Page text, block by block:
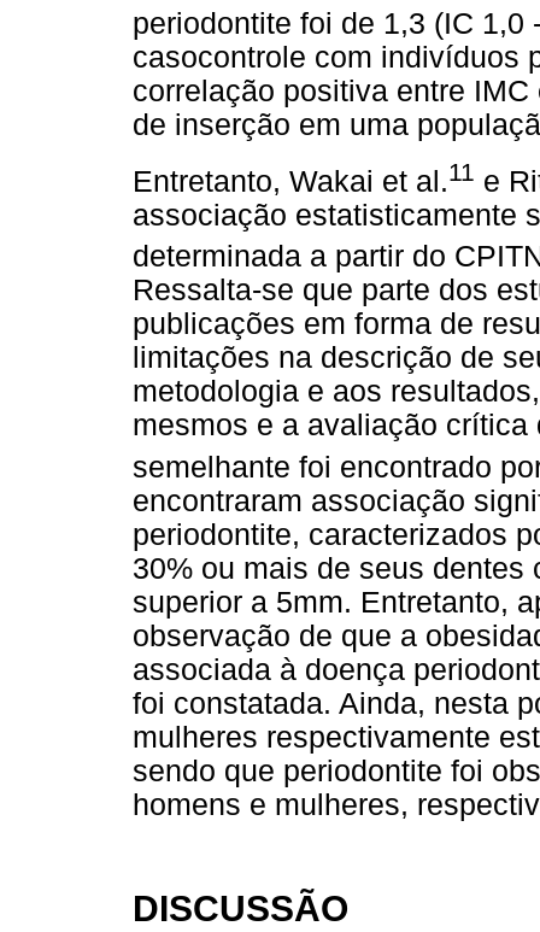
periodontite foi de 1,3 (IC 1,0
casocontrole com indivíduos
correlação positiva entre
de inserção em uma
Entretanto, Wakai et al.11 e
associação estatisticamente
determinada a partir do
Ressalta-se que parte dos
publicações em forma de
limitações na descrição de
metodologia e aos
mesmos e a avaliação
semelhante foi encontrado
encontraram associação
periodontite, caracterizados
30% ou mais de seus dentes
superior a 5mm. Entretanto,
observação de que a
associada à doença
foi constatada. Ainda, nesta
mulheres respectivamente
sendo que periodontite foi
homens e mulheres,
DISCUSSÃO